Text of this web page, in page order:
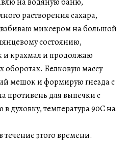
растворения сахара,
взбиваю миксером на большой
состоянию,
крахмал и продолжаю
Белковую массу
мешок и формирую гнезда с
для выпечки с
духовку, температура 90С на
течение этого времени.